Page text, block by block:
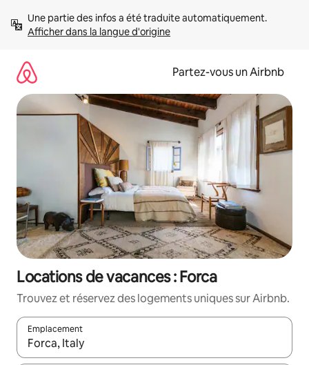
directement
Afficher dans la langue d'origine
Partez-vous un Airbnb
Locations de vacances : Forca
Trouvez et réservez des logements uniques sur Airbnb.
Emplacement
Quand les résultats sont affichés, parcourez-les en utilisant